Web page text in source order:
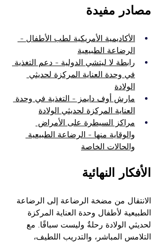
مصادر مفيدة
الأكاديمية الأمريكية لطب الأطفال -
الرضاعة الطبيعية
رابطة لا ليتشي الدولية - دعم التغذية
في وحدة العناية المركزة لحديثي
الولادة
مارش أوف دايمز - التغذية في وحدة
العناية المركزة لحديثي الولادة
مراكز السيطرة على الأمراض
والوقاية منها - الرضاعة الطبيعية
والحالات الخاصة
الأفكار النهائية
الانتقال من مضخة الرضاعة إلى الرضاعة
الطبيعية لأطفال وحدة العناية المركزة
لحديثي الولادة رحلةٌ وليست سباقًا. مع
التلامس المباشر، والتدريب اللطيف،